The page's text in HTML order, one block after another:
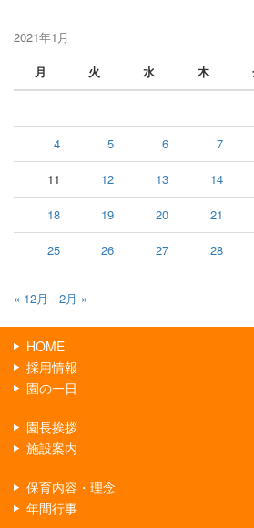
2021年1月
月
火 水 木
4 5 6 7
11 12 13 14
18 19 20 21
25 26 27 28
« 12月 2月 »
HOME
採用情報
園の一日
園長挨拶
施設案内
保育内容・理念
年間行事